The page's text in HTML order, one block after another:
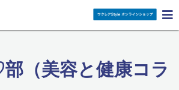

（美容と健康コラ